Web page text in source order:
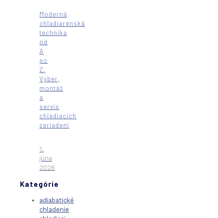
Moderná
chladiarenská
technika
od
A
po
Z:
Výber,
montáž
a
servis
chladiacich
zariadení
1.
júna
2026
Kategórie
adiabatické
chladenie